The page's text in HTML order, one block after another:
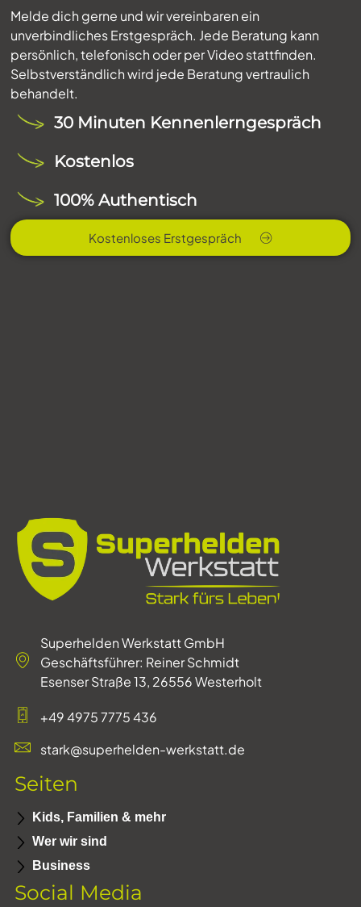
Melde dich gerne und wir vereinbaren ein
unverbindliches Erstgespräch. Jede Beratung kann
persönlich, telefonisch oder per Video stattfinden.
Selbstverständlich wird jede Beratung vertraulich
behandelt.
30 Minuten Kennenlerngespräch
Kostenlos
100% Authentisch
Kostenloses Erstgespräch
Superhelden Werkstatt GmbH
Geschäftsführer: Reiner Schmidt
Esenser Straße 13, 26556 Westerholt
+49 4975 7775 436
stark@superhelden-werkstatt.de
Seiten
Kids, Familien & mehr
Wer wir sind
Business
Social Media